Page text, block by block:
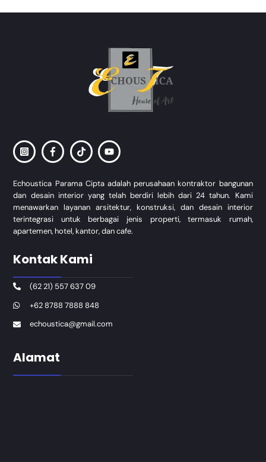
Echoustica Parama Cipta adalah perusahaan kontraktor bangunan
dan desain interior yang telah berdiri lebih dari 24 tahun. Kami
menawarkan layanan arsitektur, konstruksi, dan desain interior
terintegrasi untuk berbagai jenis properti, termasuk rumah,
apartemen, hotel, kantor, dan cafe.
Kontak Kami
(62 21) 557 637 09
+62 8788 7888 848
echoustica@gmail.com
Alamat